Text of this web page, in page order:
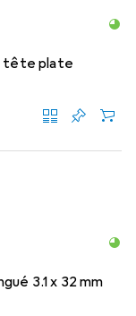
tête plate
3.1 x 32 mm